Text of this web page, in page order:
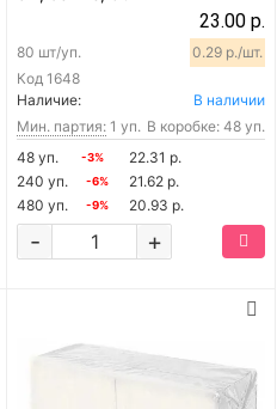
23.00 р.
Код 1648
80 шт/уп. 0.29 р./шт.
Наличие:
В наличии
Мин. партия: 1 уп. В коробке: 48 уп.
48 уп.
-3%
22.31 р.
240 уп.
-6%
21.62 р.
480 уп.
-9% 20.93 р.
+
-